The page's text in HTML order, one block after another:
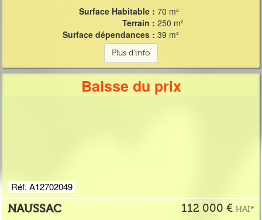
Surface Habitable : 70 m²
Terrain : 250 m²
Surface dépendances : 39 m²
Plus d'info
Baisse du prix
Réf. A12702049
NAUSSAC 112 000 € HAI*